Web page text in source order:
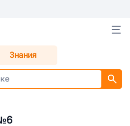
Знания